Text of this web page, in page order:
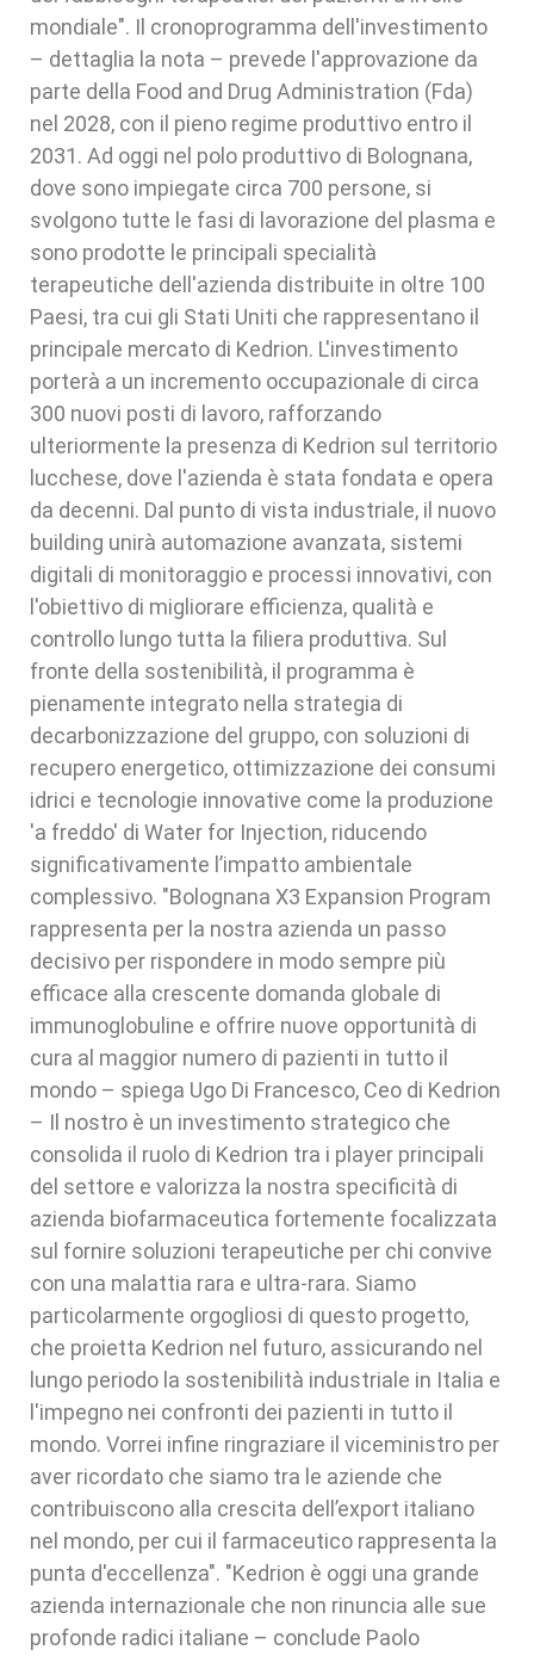
mondiale". Il cronoprogramma dell'investimento
– dettaglia la nota – prevede l'approvazione da
parte della Food and Drug Administration (Fda)
nel 2028, con il pieno regime produttivo entro il
2031. Ad oggi nel polo produttivo di Bolognana,
dove sono impiegate circa 700 persone, si
svolgono tutte le fasi di lavorazione del plasma e
sono prodotte le principali specialità
terapeutiche dell'azienda distribuite in oltre 100
Paesi, tra cui gli Stati Uniti che rappresentano il
principale mercato di Kedrion. L'investimento
porterà a un incremento occupazionale di circa
300 nuovi posti di lavoro, rafforzando
ulteriormente la presenza di Kedrion sul territorio
lucchese, dove l'azienda è stata fondata e opera
da decenni. Dal punto di vista industriale, il nuovo
building unirà automazione avanzata, sistemi
digitali di monitoraggio e processi innovativi, con
l'obiettivo di migliorare efficienza, qualità e
controllo lungo tutta la filiera produttiva. Sul
fronte della sostenibilità, il programma è
pienamente integrato nella strategia di
decarbonizzazione del gruppo, con soluzioni di
recupero energetico, ottimizzazione dei consumi
idrici e tecnologie innovative come la produzione
'a freddo' di Water for Injection, riducendo
significativamente l’impatto ambientale
complessivo. "Bolognana X3 Expansion Program
rappresenta per la nostra azienda un passo
decisivo per rispondere in modo sempre più
efficace alla crescente domanda globale di
immunoglobuline e offrire nuove opportunità di
cura al maggior numero di pazienti in tutto il
mondo – spiega Ugo Di Francesco, Ceo di Kedrion
– Il nostro è un investimento strategico che
consolida il ruolo di Kedrion tra i player principali
del settore e valorizza la nostra specificità di
azienda biofarmaceutica fortemente focalizzata
sul fornire soluzioni terapeutiche per chi convive
con una malattia rara e ultra-rara. Siamo
particolarmente orgogliosi di questo progetto,
che proietta Kedrion nel futuro, assicurando nel
lungo periodo la sostenibilità industriale in Italia e
l'impegno nei confronti dei pazienti in tutto il
mondo. Vorrei infine ringraziare il viceministro per
aver ricordato che siamo tra le aziende che
contribuiscono alla crescita dell’export italiano
nel mondo, per cui il farmaceutico rappresenta la
punta d'eccellenza". "Kedrion è oggi una grande
azienda internazionale che non rinuncia alle sue
profonde radici italiane – conclude Paolo